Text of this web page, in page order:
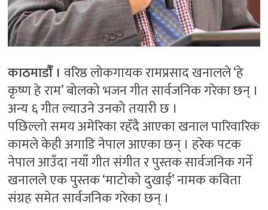
काठमाडौंँ । वरिष्ठ लोकगायक रामप्रसाद खनालले ‘हे
कृष्ण हे राम’ बोलको भजन गीत सार्वजनिक गरेका छन् ।
अन्य ६ गीत ल्याउने उनको तयारी छ ।
पछिल्लो समय अमेरिका रहँदै आएका खनाल पारिवारिक
कामले केही अगाडि नेपाल आएका छन् । हरेक पटक
नेपाल आउँदा नयाँ गीत संगीत र पुस्तक सार्वजनिक गर्ने
खनालले एक पुस्तक ‘माटोको दुखाई’ नामक कविता
संग्रह समेत सार्वजनिक गरेका छन् ।